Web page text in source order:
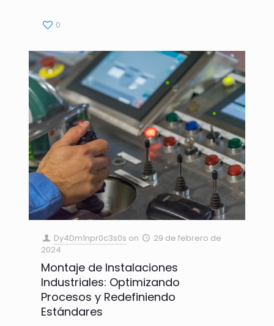
0
Dy4Dm1npr0c3s0s on
29 de febrero de
2024
Montaje de Instalaciones
Industriales: Optimizando
Procesos y Redefiniendo
Estándares